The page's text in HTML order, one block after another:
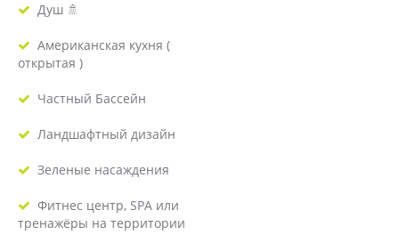
Душ 🚿
Американская кухня (
открытая )
Частный Бассейн
Ландшафтный дизайн
Зеленые насаждения
Фитнес центр, SPA или
тренажёры на территории